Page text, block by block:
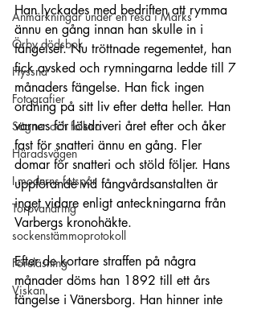
Anmärkningar under en resa i Marks
Örby dödsbok
Hyssna
Fotografier
Sägner och folktro
Häradsvägen
I moderns fotspår
Torpvandring
sockenstämmoprotokoll
Föreläsning
Viskan
Han lyckades med bedriften att rymma
ännu en gång innan han skulle in i
fängelset. Nu tröttnade regementet, han
fick avsked och rymningarna ledde till 7
månaders fängelse. Han fick ingen
ordning på sitt liv efter detta heller. Han
varnas för lösdriveri året efter och åker
fast för snatteri ännu en gång. Fler
domar för snatteri och stöld följer. Hans
uppförande vid fångvårdsanstalten är
inget vidare enligt anteckningarna från
Varbergs kronohäkte.
Efter de kortare straffen på några
månader döms han 1892 till ett års
fängelse i Vänersborg. Han hinner inte